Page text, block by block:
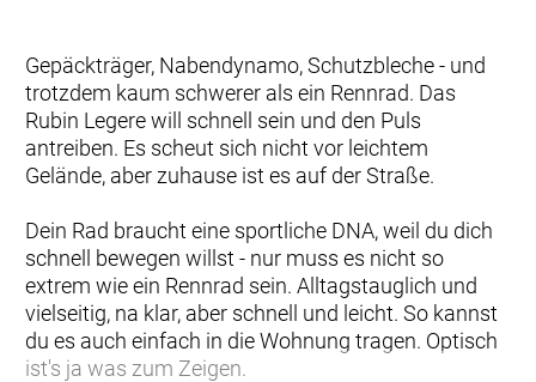
Gepäckträger, Nabendynamo, Schutzbleche - und
trotzdem kaum schwerer als ein Rennrad. Das
Rubin Legere will schnell sein und den Puls
antreiben. Es scheut sich nicht vor leichtem
Gelände, aber zuhause ist es auf der Straße.
Dein Rad braucht eine sportliche DNA, weil du dich
schnell bewegen willst - nur muss es nicht so
extrem wie ein Rennrad sein. Alltagstauglich und
vielseitig, na klar, aber schnell und leicht. So kannst
du es auch einfach in die Wohnung tragen. Optisch
ist's ja was zum Zeigen.